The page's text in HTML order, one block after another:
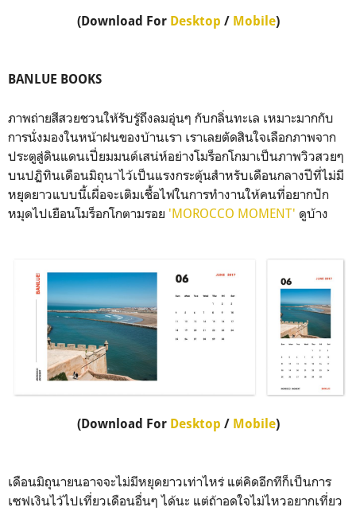
(Download For Desktop / Mobile)
BANLUE BOOKS
ภาพถ่ายสีสวยชวนให้รับรู้ถึงลมอุ่นๆ กับกลิ่นทะเล เหมาะมากกับ
การนั่งมองในหน้าฝนของบ้านเรา เราเลยตัดสินใจเลือกภาพจาก
ประตูสู่ดินแดนเปี่ยมมนต์เสน่ห์อย่างโมร็อกโกมาเป็นภาพวิวสวยๆ
บนปฏิทินเดือนมิถุนาไว้เป็นแรงกระตุ้นสำหรับเดือนกลางปีที่ไม่มี
หยุดยาวแบบนี้เผื่อจะเติมเชื้อไฟในการทำงานให้คนที่อยากปัก
หมุดไปเยือนโมร็อกโกตามรอย 'MOROCCO MOMENT' ดูบ้าง
(Download For Desktop / Mobile)
เดือนมิถุนายนอาจจะไม่มีหยุดยาวเท่าไหร่ แต่คิดอีกทีก็เป็นการ
เซฟเงินไว้ไปเที่ยวเดือนอื่นๆ ได้นะ แต่ถ้าอดใจไม่ไหวอยากเที่ยว